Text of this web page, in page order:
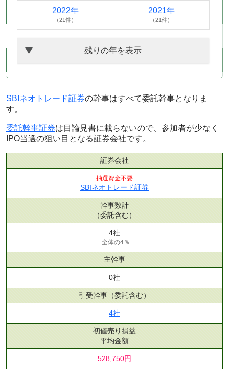
2022年
（21件）
2021年
（21件）
残りの年を表示
SBIネオトレード証券の幹事はすべて委託幹事となりま
す。
委託幹事証券は目論見書に載らないので、参加者が少なく
IPO当選の狙い目となる証券会社です。
証券会社
抽選資金不要
SBIネオトレード証券
幹事数計
（委託含む）
4社
全体の4％
主幹事
0社
引受幹事 （委託含む）
4社
初値売り損益
平均金額
528,750円